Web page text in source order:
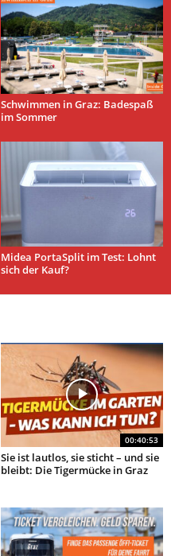
Schwimmen in Graz: Badespaß
im Sommer
Midea PortaSplit im Test: Lohnt
sich der Kauf?
00:40:53
Sie ist lautlos, sie sticht – und sie
bleibt: Die Tigermücke in Graz